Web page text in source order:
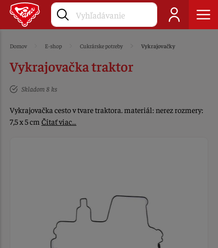
Domov E-shop Cukrárske potreby Vykrajovačky
Vykrajovačka traktor
Skladom 8 ks
Vykrajovačka cesto v tvare traktora. materiál: nerez rozmery:
7,5 x 5 cm Čítať viac…